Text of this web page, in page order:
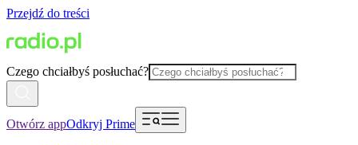
Przejdź do treści
Czego chciałbyś posłuchać?
Otwórz appOdkryj Prime